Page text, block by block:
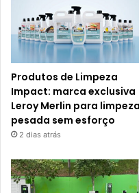
Produtos de Limpeza
Impact: marca exclusiva
Leroy Merlin para limpeza
pesada sem esforço
2 dias atrás